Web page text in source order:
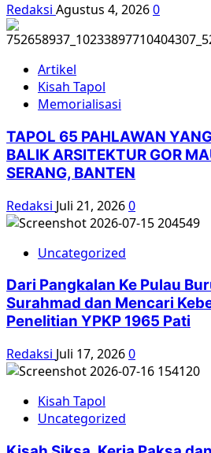
Redaksi Agustus 4, 20260
Artikel
Kisah Tapol
Memorialisasi
TAPOL 65 PAHLAWAN
BALIK ARSITEKTUR GOR
SERANG, BANTEN
Redaksi Juli 21, 20260
Uncategorized
Dari Pangkalan Ke Pulau
Surahmad dan Mencari
Penelitian YPKP 1965 Pati
Redaksi Juli 17, 20260
Kisah Tapol
Uncategorized